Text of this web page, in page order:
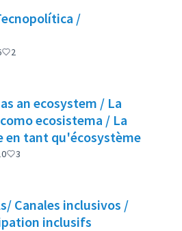
/
2
an ecosystem / La
ecosistema / La
en tant qu'écosystème
3
Canales inclusivos /
inclusifs